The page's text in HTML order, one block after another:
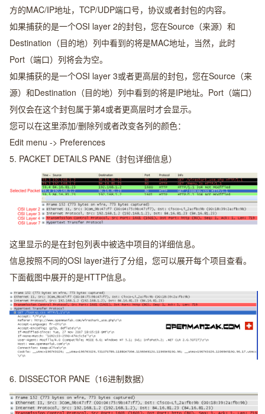
方的MAC/IP地址，TCP/UDP端口号，协议或者封包的内容。
如果捕获的是一个OSI layer 2的封包，您在Source（来源）和
Destination（目的地）列中看到的将是MAC地址，当然，此时
Port（端口）列将会为空。
如果捕获的是一个OSI layer 3或者更高层的封包，您在Source（来
源）和Destination（目的地）列中看到的将是IP地址。Port（端口）
列仅会在这个封包属于第4或者更高层时才会显示。
您可以在这里添加/删除列或者改变各列的颜色：
Edit menu -> Preferences
5. PACKET DETAILS PANE（封包详细信息）
这里显示的是在封包列表中被选中项目的详细信息。
信息按照不同的OSI layer进行了分组，您可以展开每个项目查看。
下面截图中展开的是HTTP信息。
6. DISSECTOR PANE（16进制数据）